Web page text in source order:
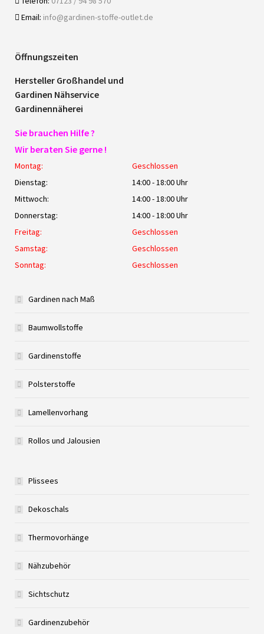
Email: info@gardinen-stoffe-outlet.de
Öffnungszeiten
Hersteller Großhandel und
Gardinen Nähservice
Gardinennäherei
Sie brauchen Hilfe ?
Wir beraten Sie gerne !
Montag:
Geschlossen
Dienstag:
14:00 - 18:00 Uhr
Mittwoch:
14:00 - 18:00 Uhr
Donnerstag:
14:00 - 18:00 Uhr
Freitag:
Geschlossen
Samstag:
Geschlossen
Sonntag:
Geschlossen
Gardinen nach Maß
Baumwollstoffe
Gardinenstoffe
Polsterstoffe
Lamellenvorhang
Rollos und Jalousien
Plissees
Dekoschals
Thermovorhänge
Nähzubehör
Sichtschutz
Gardinenzubehör